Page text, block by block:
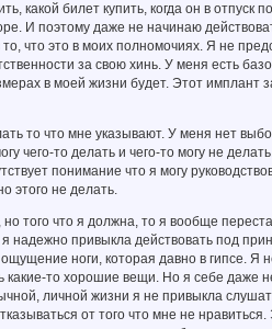
какой билет купить, когда он в отпуск
И поэтому даже не начинаю
что это в моих полномочиях. Я не
за свою хинь. У меня есть
в моей жизни будет. Этот
то что мне указывают. У меня нет
чего-то делать и чего-то могу не
понимание что я могу
этого не делать.
того что я должна, то я вообще
надежно привыкла действовать под
ноги, которая давно в гипсе. Я
то хорошие вещи. Но я себе даже
личной жизни я не привыкла
от того что мне не